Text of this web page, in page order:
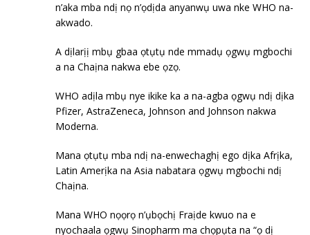
n’aka mba ndị nọ n’ọdịda anyanwụ uwa nke WHO na-
akwado.
A dịlarịị mbụ gbaa ọtụtụ nde mmadụ ọgwụ mgbochi
a na Chaịna nakwa ebe ọzọ.
WHO adịla mbụ nye ikike ka a na-agba ọgwụ ndị dịka
Pfizer, AstraZeneca, Johnson and Johnson nakwa
Moderna.
Mana ọtụtụ mba ndị na-enwechaghị ego dịka Afrịka,
Latin Amerịka na Asia nabatara ọgwụ mgbochi ndị
Chaịna.
Mana WHO nọọrọ n’ụbọchị Fraịde kwuo na e
nyochaala ọgwụ Sinopharm ma chọpụta na “ọ dị